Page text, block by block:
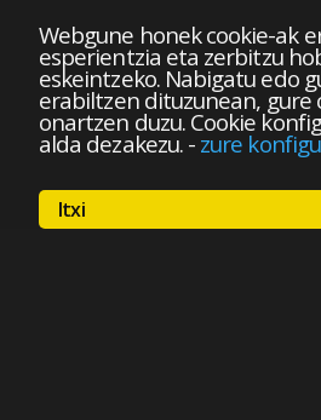
Webgune honek cookie-ak
esperientzia eta zerbitzu
eskeintzeko. Nabigatu edo
erabiltzen dituzunean, gure
onartzen duzu. Cookie
alda dezakezu.- zure
Itxi